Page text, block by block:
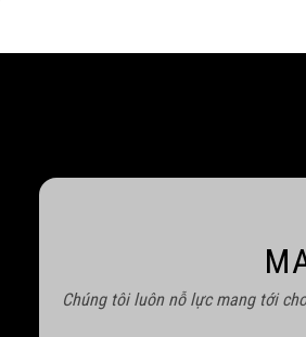
Chúng tôi luôn nỗ lực mang tới